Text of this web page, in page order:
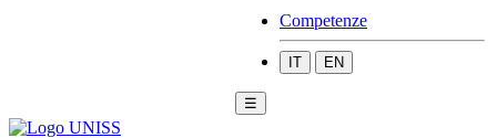
Competenze
IT EN
☰